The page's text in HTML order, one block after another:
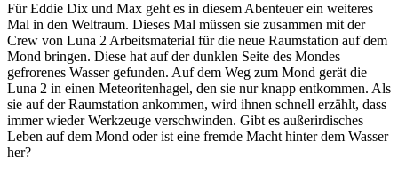
Für Eddie Dix und Max geht es in diesem Abenteuer ein weiteres
Mal in den Weltraum. Dieses Mal müssen sie zusammen mit der
Crew von Luna 2 Arbeitsmaterial für die neue Raumstation auf dem
Mond bringen. Diese hat auf der dunklen Seite des Mondes
gefrorenes Wasser gefunden. Auf dem Weg zum Mond gerät die
Luna 2 in einen Meteoritenhagel, den sie nur knapp entkommen. Als
sie auf der Raumstation ankommen, wird ihnen schnell erzählt, dass
immer wieder Werkzeuge verschwinden. Gibt es außerirdisches
Leben auf dem Mond oder ist eine fremde Macht hinter dem Wasser
her?